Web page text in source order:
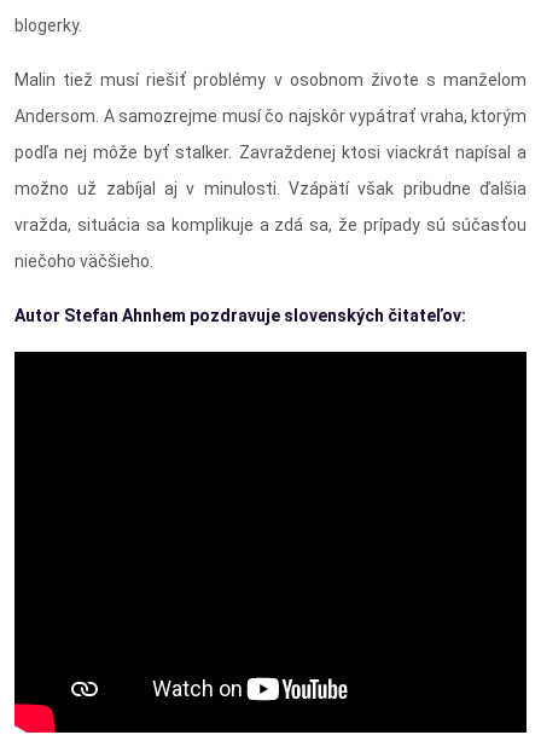
blogerky.
Malin tiež musí riešiť problémy v osobnom živote s manželom
Andersom. A samozrejme musí čo najskôr vypátrať vraha, ktorým
podľa nej môže byť stalker. Zavraždenej ktosi viackrát napísal a
možno už zabíjal aj v minulosti. Vzápätí však pribudne ďalšia
vražda, situácia sa komplikuje a zdá sa, že prípady sú súčasťou
niečoho väčšieho.
Autor Stefan Ahnhem pozdravuje slovenských čitateľov: